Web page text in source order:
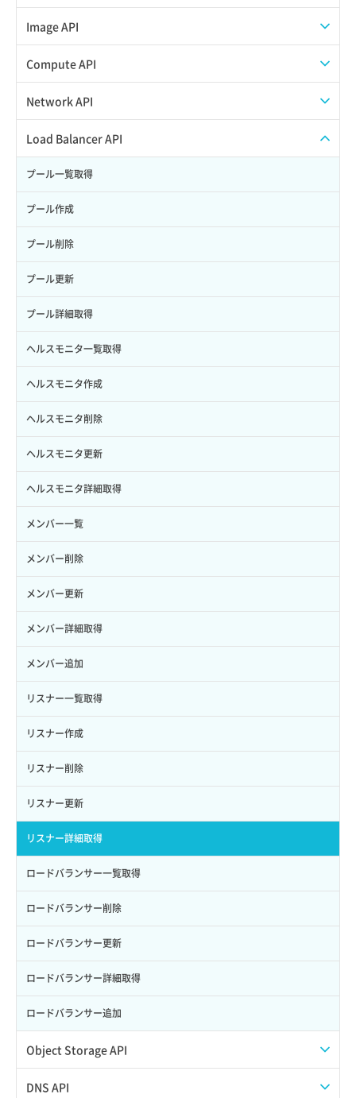
Credential作成
Credential削除
サブユーザーにロールを紐づけ
サブユーザー一覧取得
サブユーザー作成
サブユーザー削除
サブユーザー更新
サブユーザー詳細取得
トークン発行
パーミッション一覧取得
ロールからパーミッションを紐づけ解除
ロールにパーミッションを紐づけ
ロール一覧取得
ロール作成
ロール削除
ロール更新
ロール詳細取得
スナップショット一覧取得
スナップショット作成
スナップショット削除
Image API
ISOイメージアップロード
ISOイメージ作成
イメージ一覧取得
イメージ保存使用量取得
イメージ保存容量取得
イメージ保存容量変更
イメージ削除
イメージ詳細取得
Compute API
ISOイメージ挿入/排出
SSHキーペア一覧取得
SSHキーペア作成
SSHキーペア削除
SSHキーペア詳細取得
アタッチ済みポート一覧取得
アタッチ済みポート詳細取得
アタッチ済みボリューム一覧
アタッチ済みボリューム詳細取得
コンソールURL発行
サーバーに紐づくアドレス取得
サーバーに紐づくアドレス取得（ネットワーク指定）
サーバーに紐づくセキュリティグループ取得
サーバープラン一覧取得
サーバープラン変更
サーバープラン詳細一覧取得
サーバープラン詳細取得
サーバーメタデータ取得
サーバーメタデータ更新（ネームタグ変更）
サーバー一覧取得
サーバー作成
サーバー再構築（OS再インストール）
サーバー利用状況グラフ（CPU）
サーバー利用状況グラフ（ディスクIO）
サーバー利用状況グラフ（トラフィック）
サーバー削除
サーバー操作（起動/停止/再起動/強制停止）
サーバー設定切替
Network API
QoSポリシー一覧取得
QoSポリシー詳細取得
サブネット一覧取得
サブネット作成（ローカルネットワーク用）
サブネット削除（ローカルネットワーク用）
サブネット詳細取得
セキュリティグループ ルール一覧取得
セキュリティグループ ルール作成
セキュリティグループ ルール削除
セキュリティグループ ルール詳細取得
セキュリティグループ一覧取得
セキュリティグループ作成
セキュリティグループ削除
セキュリティグループ更新
セキュリティグループ詳細取得
ネットワーク一覧取得
ネットワーク作成（ローカルネットワーク用）
ネットワーク削除（ローカルネットワーク用）
ネットワーク詳細取得
ポート一覧取得
ポート作成（ローカルネットワーク用）
ポート作成（追加IP用）
ポート削除
ポート更新
ポート詳細取得
Load Balancer API
プール一覧取得
プール作成
プール削除
プール更新
プール詳細取得
ヘルスモニタ一覧取得
ヘルスモニタ作成
ヘルスモニタ削除
ヘルスモニタ更新
ヘルスモニタ詳細取得
メンバー一覧
メンバー削除
メンバー更新
メンバー詳細取得
メンバー追加
リスナー一覧取得
リスナー作成
リスナー削除
リスナー更新
リスナー詳細取得
ロードバランサー一覧取得
ロードバランサー削除
ロードバランサー更新
ロードバランサー詳細取得
ロードバランサー追加
Object Storage API
Web公開
DNS API